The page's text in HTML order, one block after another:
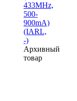
433MHz,
500-
900mA)
(IARL,
-)
Архивный
товар